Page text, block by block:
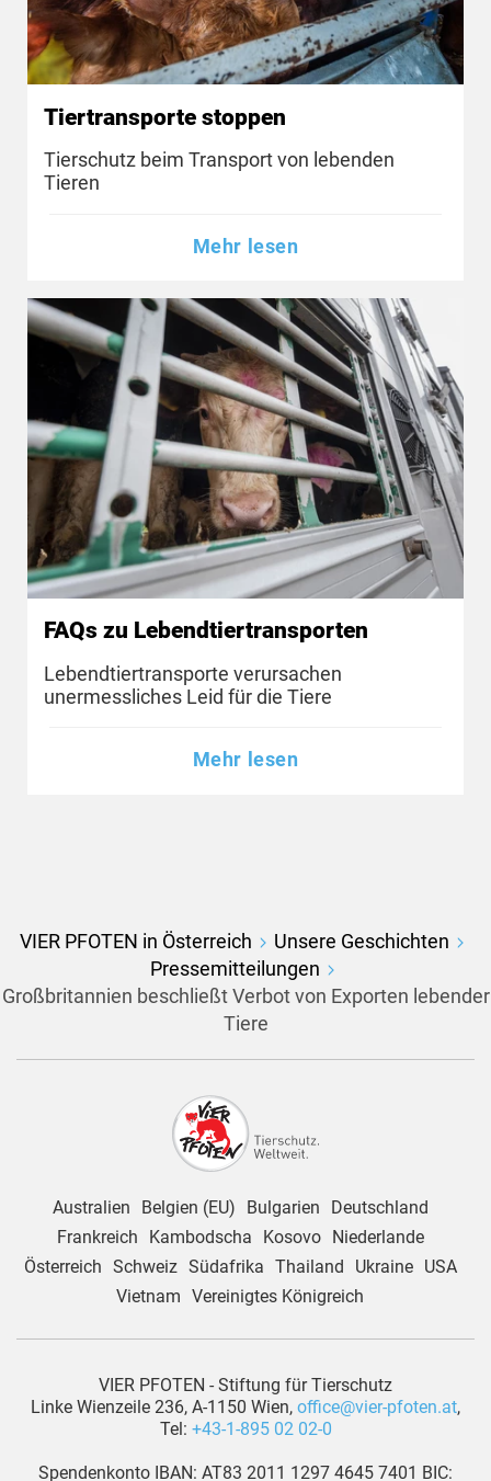
Tiertransporte stoppen
Tierschutz beim Transport von lebenden
Tieren
Mehr lesen
FAQs zu Lebendtiertransporten
Lebendtiertransporte verursachen
unermessliches Leid für die Tiere
Mehr lesen
VIER PFOTEN in Österreich
Unsere Geschichten
Pressemitteilungen
Großbritannien beschließt Verbot von Exporten lebender
Tiere
Australien Belgien (EU) Bulgarien
Deutschland
Frankreich
Kambodscha Kosovo
Niederlande
Österreich Schweiz Südafrika Thailand Ukraine
USA
Vietnam Vereinigtes Königreich
VIER PFOTEN - Stiftung für Tierschutz
Linke Wienzeile 236, A-1150 Wien, office@vier-pfoten.at,
Tel: +43-1-895 02 02-0
Spendenkonto IBAN: AT83 2011 1297 4645 7401 BIC: